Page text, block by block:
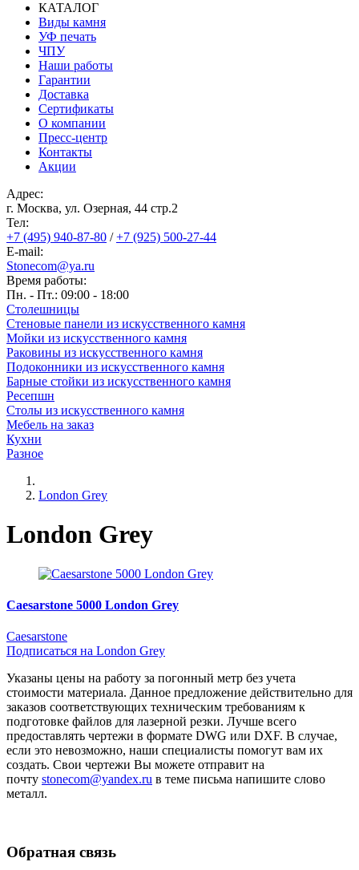
Основная
навигация
КАТАЛОГ
Виды камня
УФ печать
ЧПУ
Наши работы
Гарантии
Доставка
Сертификаты
О компании
Пресс-центр
Контакты
Акции
Адрес:
г. Москва, ул. Озерная, 44 cтр.2
Тел:
+7 (495) 940-87-80 /+7 (925) 500-27-44
E-mail:
Stonecom@ya.ru
Время работы:
Пн. - Пт.: 09:00 - 18:00
Столешницы
Стеновые панели из искусственного камня
Мойки из искусственного камня
Раковины из искусственного камня
Подоконники из искусственного камня
Барные стойки из искусственного камня
Ресепшн
Cтолы из искусственного камня
Мебель на заказ
Кухни
Разное
Строка
навигации
London Grey
London Grey
Caesarstone 5000 London Grey
Caesarstone
Подписаться на London Grey
Указаны цены на работу за погонный метр без учета
стоимости материала. Данное предложение действительно для
заказов соответствующих техническим требованиям к
подготовке файлов для лазерной резки. Лучше всего
предоставлять чертежи в формате DWG или DXF. В случае,
если это невозможно, наши специалисты помогут вам их
создать. Свои чертежи Вы можете отправит на
почту stonecom@yandex.ru в теме письма напишите слово
металл.
Обратная связь